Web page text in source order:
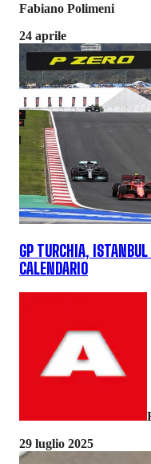
Fabiano Polimeni
24 aprile
GP TURCHIA,
CALENDARIO
29 luglio 2025